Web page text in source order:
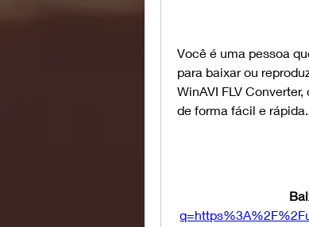
Você é uma pessoa
para baixar ou
WinAVI FLV
de forma fácil e rápida.